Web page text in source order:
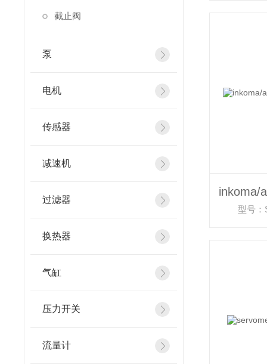
截止阀
泵
电机
传感器
减速机
过滤器
换热器
气缸
压力开关
流量计
型号：